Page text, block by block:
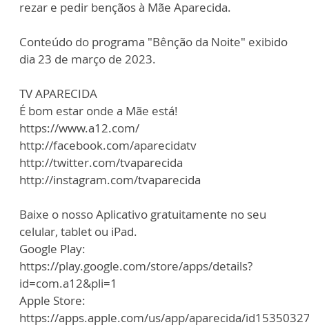
rezar e pedir bençãos à Mãe Aparecida.
Conteúdo do programa "Bênção da Noite" exibido
dia 23 de março de 2023.
TV APARECIDA
É bom estar onde a Mãe está!
https://www.a12.com/
http://facebook.com/aparecidatv
http://twitter.com/tvaparecida
http://instagram.com/tvaparecida
Baixe o nosso Aplicativo gratuitamente no seu
celular, tablet ou iPad.
Google Play:
https://play.google.com/store/apps/details?
id=com.a12&pli=1
Apple Store:
https://apps.apple.com/us/app/aparecida/